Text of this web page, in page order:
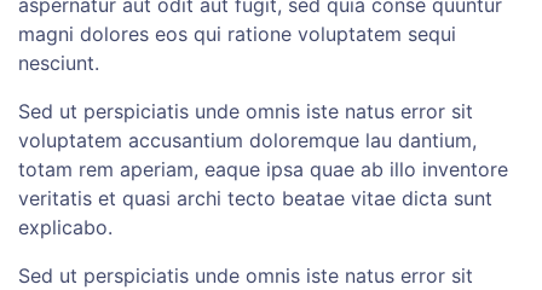
magni dolores eos qui ratione voluptatem sequi
nesciunt.
Sed ut perspiciatis unde omnis iste natus error sit
voluptatem accusantium doloremque lau dantium,
totam rem aperiam, eaque ipsa quae ab illo inventore
veritatis et quasi archi tecto beatae vitae dicta sunt
explicabo.
Sed ut perspiciatis unde omnis iste natus error sit